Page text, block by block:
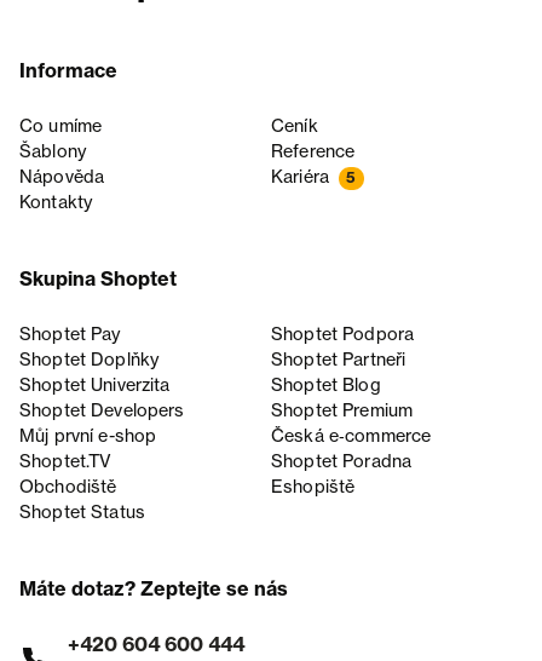
Informace
Co umíme
Ceník
Šablony
Reference
Nápověda
Kariéra 5
Kontakty
Skupina Shoptet
Shoptet Pay
Shoptet Podpora
Shoptet Doplňky
Shoptet Partneři
Shoptet Univerzita
Shoptet Blog
Shoptet Developers
Shoptet Premium
Můj první e-shop
Česká e‑commerce
Shoptet.TV
Shoptet Poradna
Obchodiště
Eshopiště
Shoptet Status
Máte dotaz? Zeptejte se nás
+420 604 600 444